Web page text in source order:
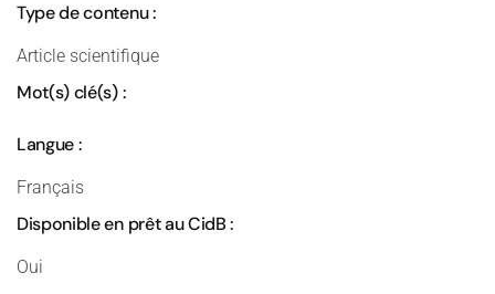
Type de contenu :
Article scientifique
Mot(s) clé(s) :
Langue :
Français
Disponible en prêt au CidB :
Oui